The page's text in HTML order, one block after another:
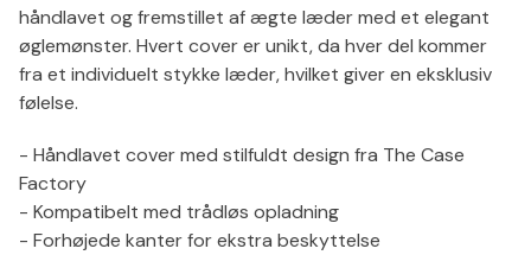
håndlavet og fremstillet af ægte læder med et elegant
øglemønster. Hvert cover er unikt, da hver del kommer
fra et individuelt stykke læder, hvilket giver en eksklusiv
følelse.
- Håndlavet cover med stilfuldt design fra The Case
Factory
- Kompatibelt med trådløs opladning
- Forhøjede kanter for ekstra beskyttelse